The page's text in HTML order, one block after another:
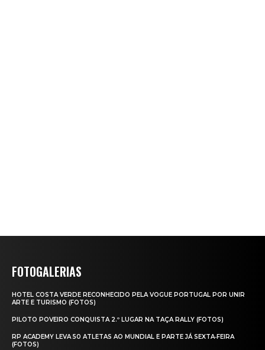
FOTOGALERIAS
HOTEL COSTA VERDE RECONHECIDO PELA VOGUE PORTUGAL POR UNIR
ARTE E TURISMO (FOTOS)
PILOTO POVEIRO CONQUISTA 2.º LUGAR NA TAÇA RALLY (FOTOS)
RP ACADEMY LEVA 50 ATLETAS AO MUNDIAL E PARTE JÁ SEXTA‑FEIRA
(FOTOS)